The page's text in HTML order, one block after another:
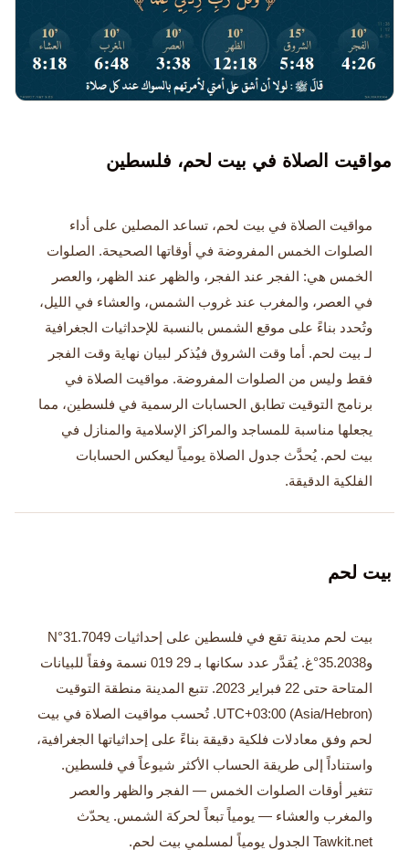
مواقيت الصلاة في بيت لحم، فلسطين
مواقيت الصلاة في بيت لحم، تساعد المصلين على أداء
الصلوات الخمس المفروضة في أوقاتها الصحيحة. الصلوات
الخمس هي: الفجر عند الفجر، والظهر عند الظهر، والعصر
في العصر، والمغرب عند غروب الشمس، والعشاء في الليل،
وتُحدد بناءً على موقع الشمس بالنسبة للإحداثيات الجغرافية
لـ بيت لحم. أما وقت الشروق فيُذكر لبيان نهاية وقت الفجر
فقط وليس من الصلوات المفروضة. مواقيت الصلاة في
برنامج التوقيت تطابق الحسابات الرسمية في فلسطين، مما
يجعلها مناسبة للمساجد والمراكز الإسلامية والمنازل في
بيت لحم. يُحدَّث جدول الصلاة يومياً ليعكس الحسابات
الفلكية الدقيقة.
بيت لحم
بيت لحم مدينة تقع في فلسطين على إحداثيات 31.7049°N
و35.2038°غ. يُقدَّر عدد سكانها بـ 29 019 نسمة وفقاً للبيانات
المتاحة حتى 22 فبراير 2023. تتبع المدينة منطقة التوقيت
UTC+03:00 (Asia/Hebron). تُحسب مواقيت الصلاة في بيت
لحم وفق معادلات فلكية دقيقة بناءً على إحداثياتها الجغرافية،
واستناداً إلى طريقة الحساب الأكثر شيوعاً في فلسطين.
تتغير أوقات الصلوات الخمس — الفجر والظهر والعصر
والمغرب والعشاء — يومياً تبعاً لحركة الشمس. يحدّث
Tawkit.net الجدول يومياً لمسلمي بيت لحم.